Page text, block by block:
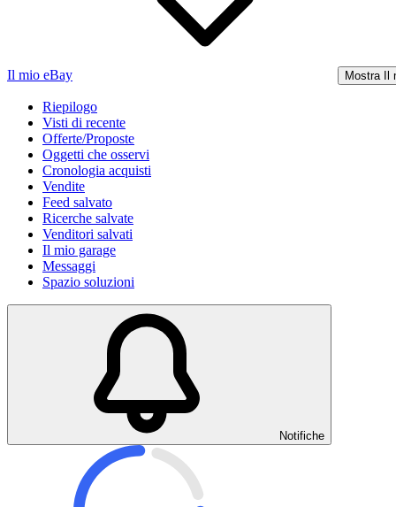
Il mio eBay Mostra Il
Riepilogo
Visti di recente
Offerte/Proposte
Oggetti che osservi
Cronologia acquisti
Vendite
Feed salvato
Ricerche salvate
Venditori salvati
Il mio garage
Messaggi
Spazio soluzioni
Notifiche